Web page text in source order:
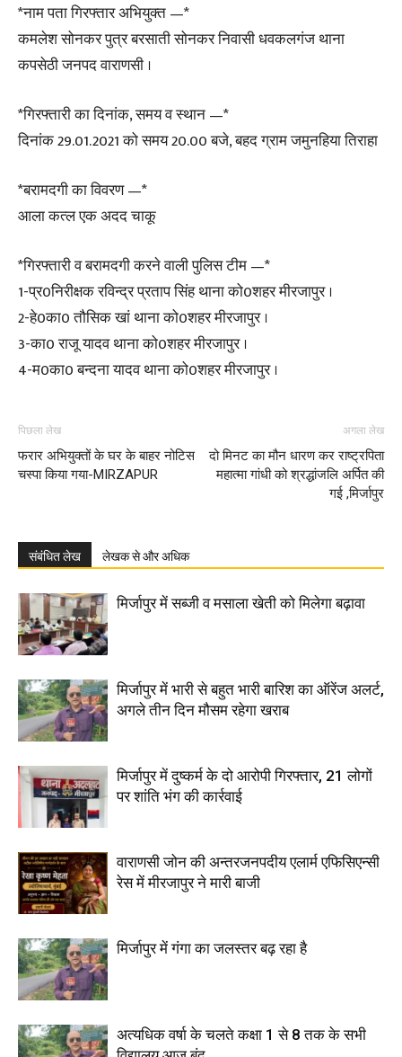
*नाम पता गिरफ्तार अभियुक्त —*
कमलेश सोनकर पुत्र बरसाती सोनकर निवासी धवकलगंज थाना
कपसेठी जनपद वाराणसी ।
*गिरफ्तारी का दिनांक, समय व स्थान —*
दिनांक 29.01.2021 को समय 20.00 बजे, बहद ग्राम जमुनहिया तिराहा
*बरामदगी का विवरण —*
आला कत्ल एक अदद चाकू
*गिरफ्तारी व बरामदगी करने वाली पुलिस टीम —*
1-प्र0निरीक्षक रविन्द्र प्रताप सिंह थाना को0शहर मीरजापुर ।
2-हे0का0 तौसिक खां थाना को0शहर मीरजापुर ।
3-का0 राजू यादव थाना को0शहर मीरजापुर ।
4-म0का0 बन्दना यादव थाना को0शहर मीरजापुर ।
पिछला लेख
फरार अभियुक्तों के घर के बाहर नोटिस
चस्पा किया गया-MIRZAPUR
अगला लेख
दो मिनट का मौन धारण कर राष्ट्रपिता
महात्मा गांधी को श्रद्धांजलि अर्पित की
गई ,मिर्जापुर
संबंधित लेख लेखक से और अधिक
मिर्जापुर में सब्जी व मसाला खेती को मिलेगा बढ़ावा
मिर्जापुर में भारी से बहुत भारी बारिश का ऑरेंज अलर्ट,
अगले तीन दिन मौसम रहेगा खराब
मिर्जापुर में दुष्कर्म के दो आरोपी गिरफ्तार, 21 लोगों
पर शांति भंग की कार्रवाई
वाराणसी जोन की अन्तरजनपदीय एलार्म एफिसिएन्सी
रेस में मीरजापुर ने मारी बाजी
मिर्जापुर में गंगा का जलस्तर बढ़ रहा है
अत्यधिक वर्षा के चलते कक्षा 1 से 8 तक के सभी